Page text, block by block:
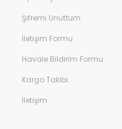
Şifremi Unuttum
İletişim Formu
Havale Bildirim Formu
Kargo Takibi
İletişim